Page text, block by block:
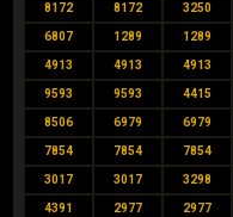
8172 8172 3250
6807 1289 1289
4913 4913 4913
9593 9593 4415
8506 6979 6979
7854 7854 7854
3017 3017 3298
4391 2977 2977